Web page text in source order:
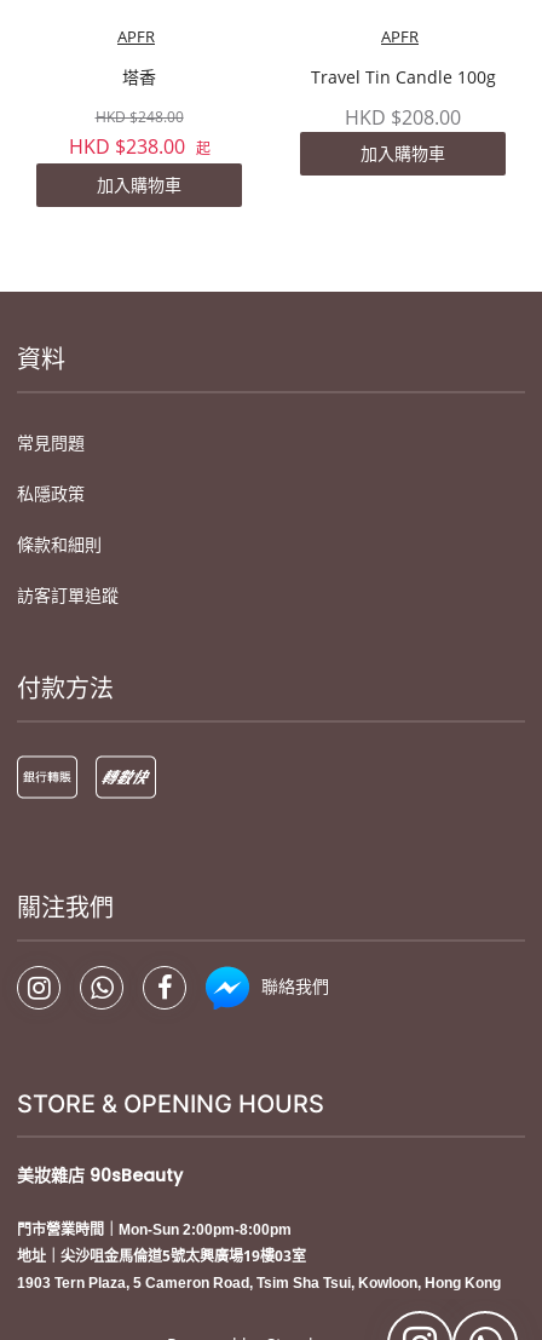
APFR
塔香
HKD $248.00
HKD $238.00 起
加入購物車
APFR
Travel Tin Candle 100g
HKD $208.00
加入購物車
資料
常見問題
私隱政策
條款和細則
訪客訂單追蹤
付款方法
關注我們
聯絡我們
STORE & OPENING HOURS
美妝雜店 90sBeauty
門市營業時間｜Mon-Sun 2:00pm-8:00pm
地址｜尖沙咀金馬倫道5號太興廣場19樓03室
1903 Tern Plaza, 5 Cameron Road, Tsim Sha Tsui, Kowloon, Hong Kong